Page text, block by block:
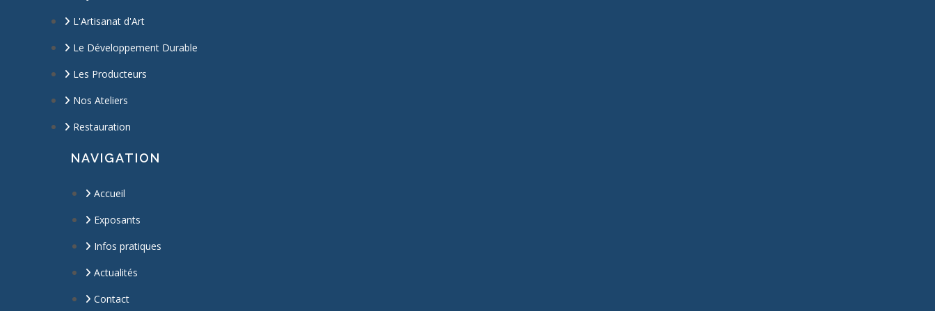
L'Artisanat d'Art
Le Développement Durable
Les Producteurs
Nos Ateliers
Restauration
NAVIGATION
Accueil
Exposants
Infos pratiques
Actualités
Contact